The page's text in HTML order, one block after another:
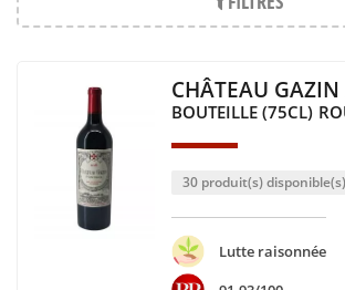
l’implantation du commerce du vin dans
Les origines du vignoble bordelais
où a commencé l’implantation des vignes ;
au Moyen-Age que le commerce autour du
s’est développé, du fait de l’essor de la
fleuves le facilitant dans cette région.
Dernier millésime notable, 2009 a été
réussi pour l’ensemble du vin de Bordeaux.
esprits des amateurs par sa qualité et son
CHÂTEAU
BOUTEILLE (75CL)
30 produit(s) disponible(s)
Lutte raisonnée